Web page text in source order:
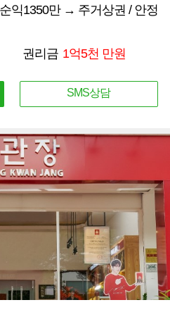
익1350만 → 주거상권 / 안정
권리금 1억5천 만원
SMS상담